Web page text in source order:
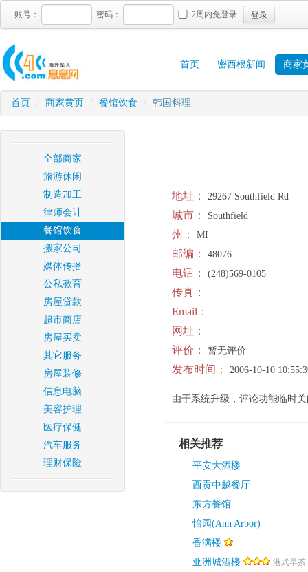
账号： 密码： 2周内免登录 登录
首页 密西根新闻 商家
首页 / 商家黄页 / 餐馆饮食 / 韩国料理
全部商家
旅游休闲
制造加工
律师会计
餐馆饮食
搬家公司
媒体传播
公私教育
房屋贷款
超市商店
房屋买卖
其它服务
房屋装修
信息电脑
美容护理
医疗保健
汽车服务
理财保险
地址： 29267 Southfield Rd
城市： Southfield
州： MI
邮编： 48076
电话： (248)569-0105
传真：
Email：
网址：
评价：
暂无评价
发布时间： 2006-10-10
由于系统升级，评论功能临时
相关推荐
平安大酒楼
西贡中越餐厅
东方餐馆
怡园(Ann Arbor)
香满楼
亚洲城酒楼
港式早茶